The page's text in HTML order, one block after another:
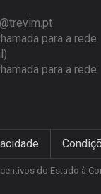
para a rede
para a rede
do Estado à